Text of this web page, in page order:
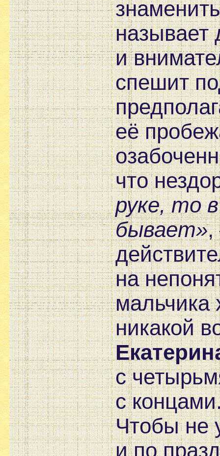
называет
и
спешит
её
что
руке, то
бывает»,
на
мальчика
никакой
с
с
Чтобы не
и по